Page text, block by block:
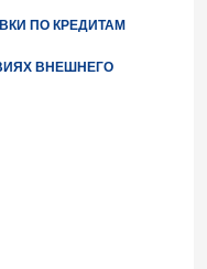
ПО КРЕДИТАМ
ВНЕШНЕГО